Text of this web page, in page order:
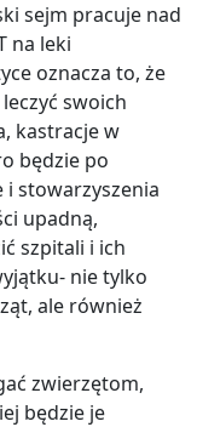
sejm pracuje nad
na leki
oznacza to, że
swoich
kastracje w
będzie po
stowarzyszenia
upadną,
szpitali i ich
nie tylko
ale również
zwierzętom,
będzie je